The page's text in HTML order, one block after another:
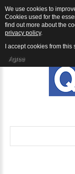
We use cookies to
Cookies used for the
find out more about the
privacy policy.
I accept cookies from this
Agree
QU |